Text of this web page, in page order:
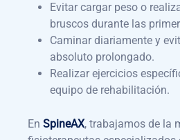
Evitar cargar peso o
bruscos durante las
Caminar diariamente y
absoluto prolongado.
Realizar ejercicios
equipo de rehabilitación.
En SpineAX, trabajamos de la